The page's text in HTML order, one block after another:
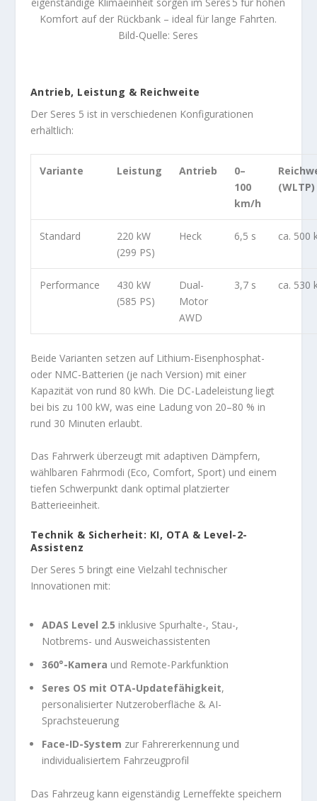
Komfort auf der Rückbank – ideal für lange Fahrten.
Bild-Quelle: Seres
Antrieb, Leistung & Reichweite
Der Seres 5 ist in verschiedenen Konfigurationen
erhältlich:
Variante Leistung Antrieb
0–
100
km/h
(WLTP)
Standard
220 kW
(299 PS)
Heck 6,5 s ca. 500
Performance
430 kW
(585 PS)
Dual-
Motor
AWD
3,7 s ca. 530
Beide Varianten setzen auf Lithium-Eisenphosphat-
oder NMC-Batterien (je nach Version) mit einer
Kapazität von rund 80 kWh. Die DC-Ladeleistung liegt
bei bis zu 100 kW, was eine Ladung von 20–80 % in
rund 30 Minuten erlaubt.
Das Fahrwerk überzeugt mit adaptiven Dämpfern,
wählbaren Fahrmodi (Eco, Comfort, Sport) und einem
tiefen Schwerpunkt dank optimal platzierter
Batterieeinheit.
Technik & Sicherheit: KI, OTA & Level-2-
Assistenz
Der Seres 5 bringt eine Vielzahl technischer
Innovationen mit:
ADAS Level 2.5 inklusive Spurhalte-, Stau-,
Notbrems- und Ausweichassistenten
360°-Kamera und Remote-Parkfunktion
Seres OS mit OTA-Updatefähigkeit,
personalisierter Nutzeroberfläche & AI-
Sprachsteuerung
Face-ID-System zur Fahrererkennung und
individualisiertem Fahrzeugprofil
Das Fahrzeug kann eigenständig Lerneffekte speichern